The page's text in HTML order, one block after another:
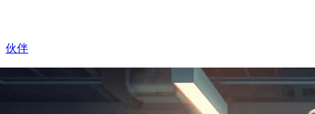
伙伴